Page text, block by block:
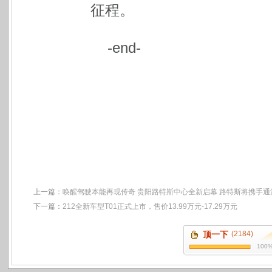
征程。
-end-
上一篇： 唤醒驾驶本能再现传奇 贵阳路特斯中心全新启幕 路特斯将携手
下一篇： 212全新车型T01正式上市，售价13.99万元-17.29万元
顶一下 (2184)